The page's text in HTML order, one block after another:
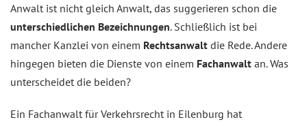
Anwalt ist nicht gleich Anwalt, das suggerieren schon die
unterschied­lichen Bezeichnungen. Schließlich ist bei
mancher Kanzlei von einem Rechtsanwalt die Rede. Andere
hingegen bieten die Dienste von einem Fachanwalt an. Was
unterscheidet die beiden?
Ein Fachanwalt für Verkehrsrecht in Eilenburg hat